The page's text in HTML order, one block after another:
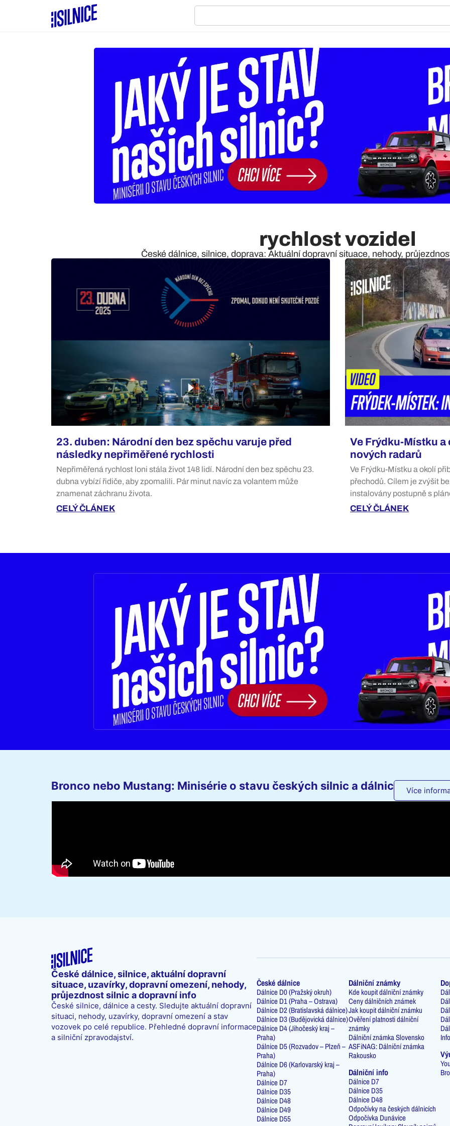
rychlost vozidel
České dálnice, silnice, doprava: Aktuální dopravní situace, nehody,
23. duben: Národní den bez spěchu varuje před
následky nepřiměřené rychlosti
Nepřiměřená rychlost loni stála život 148 lidí. Národní den bez spěchu 23.
dubna vybízí řidiče, aby zpomalili. Pár minut navíc za volantem může
znamenat záchranu života.
CELÝ ČLÁNEK
Ve Frýdku-Místku
nových radarů
Ve Frýdku-Místku a okolí
přechodů. Cílem je zvýšit
instalovány postupně s
CELÝ ČLÁNEK
Bronco nebo Mustang: Minisérie o stavu českých silnic a dálnic Více
České dálnice, silnice, aktuální dopravní
situace, uzavírky, dopravní omezení, nehody,
průjezdnost silnic a dopravní info
České silnice, dálnice a cesty. Sledujte aktuální dopravní
situaci, nehody, uzavírky, dopravní omezení a stav
vozovek po celé republice. Přehledné dopravní informace
a silniční zpravodajství.
České dálnice
Dálnice D0 (Pražský okruh)
Dálnice D1 (Praha – Ostrava)
Dálnice D2 (Bratislavská dálnice)
Dálnice D3 (Budějovická dálnice)
Dálnice D4 (Jihočeský kraj –
Praha)
Dálnice D5 (Rozvadov – Plzeň –
Praha)
Dálnice D6 (Karlovarský kraj –
Praha)
Dálnice D7
Dálnice D35
Dálnice D48
Dálnice D49
Dálnice D55
Dálniční známky
Kde koupit dálniční známky
Ceny dálničních známek
Jak koupit dálniční známku
Ověření platnosti dálniční
známky
Dálniční známka Slovensko
ASFiNAG: Dálniční známka
Rakousko
Dálniční info
Dálnice D7
Dálnice D35
Dálnice D48
Odpočívky na českých dálnicích
Odpočívka Dunávice